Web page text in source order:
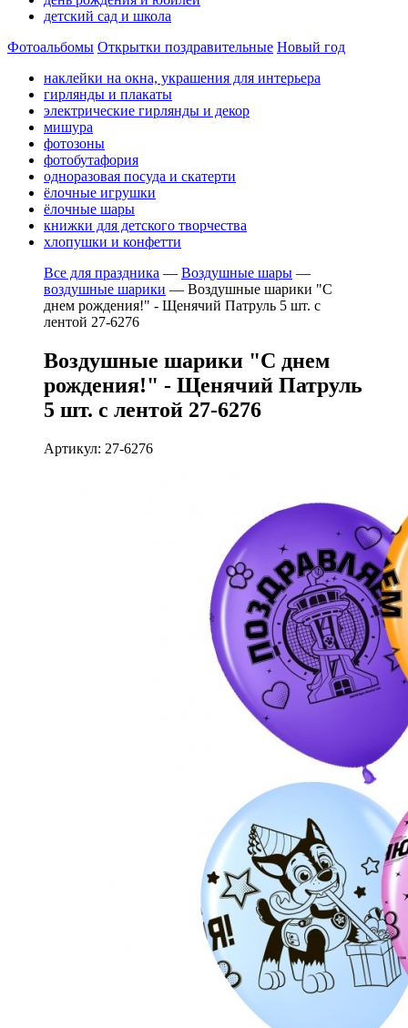
детский сад и школа
Фотоальбомы Открытки поздравительные Новый год
наклейки на окна, украшения для интерьера
гирлянды и плакаты
электрические гирлянды и декор
мишура
фотозоны
фотобутафория
одноразовая посуда и скатерти
ёлочные игрушки
ёлочные шары
книжки для детского творчества
хлопушки и конфетти
Все для праздника — Воздушные шары —
воздушные шарики — Воздушные шарики "С
днем рождения!" - Щенячий Патруль 5 шт. с
лентой 27-6276
Воздушные шарики "С днем
рождения!" - Щенячий Патруль
5 шт. с лентой 27-6276
Артикул: 27-6276